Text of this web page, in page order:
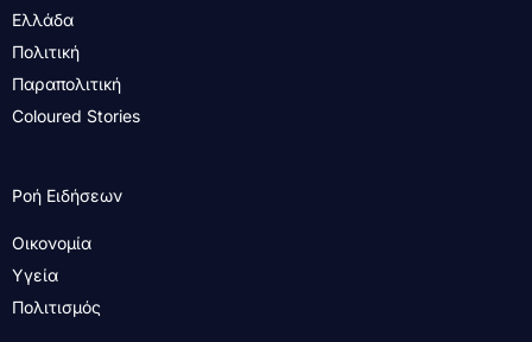
Ελλάδα
Πολιτική
Παραπολιτική
Coloured Stories
Ροή Ειδήσεων
Οικονομία
Υγεία
Πολιτισμός